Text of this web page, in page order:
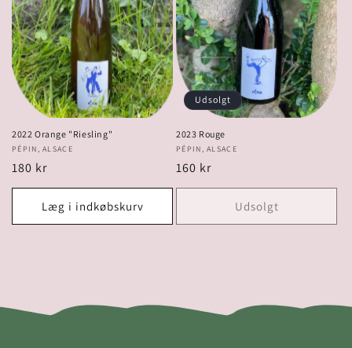
2022 Orange "Riesling"
Forhandler:
PÉPIN, ALSACE
Normalpris
180 kr
Læg i indkøbskurv
Udsolgt
2023 Rouge
Forhandler:
PÉPIN, ALSACE
Normalpris
160 kr
Udsolgt